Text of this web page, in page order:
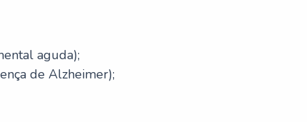
aguda);
de Alzheimer);